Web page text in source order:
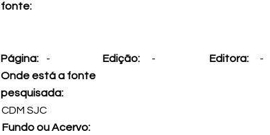
fonte:
Página: - Edição: - Editora:
-
Onde está a fonte
pesquisada:
CDM SJC
Fundo ou Acervo: